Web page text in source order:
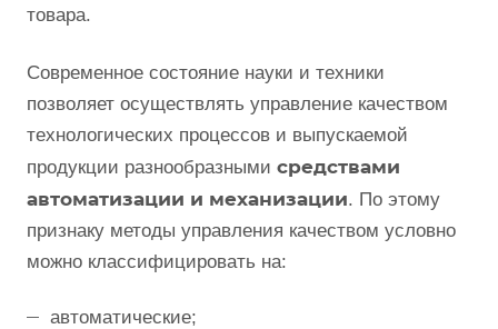
товара.
Современное состояние науки и техники
позволяет осуществлять управление качеством
технологических процессов и выпускаемой
продукции разнообразными средствами
автоматизации и механизации. По этому
признаку методы управления качеством условно
можно классифицировать на:
автоматические;